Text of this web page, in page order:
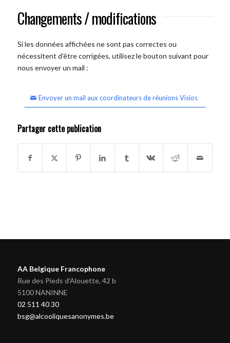
Changements / modifications
Si les données affichées ne sont pas correctes ou
nécessitent d'être corrigées, utilisez le bouton suivant pour
nous envoyer un mail :
Envoyer un mail aux coordinateurs de réunions Visios
Partager cette publication
AA Belgique Francophone
Rue des Pieds d'Alouette, 42 b
5100 NANINNE
02 511 40 30
bsg@alcooliquesanonymes.be